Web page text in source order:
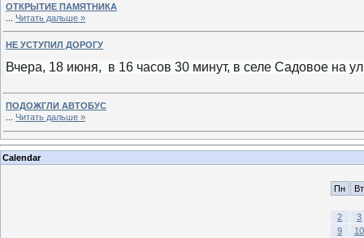
ОТКРЫТИЕ ПАМЯТНИКА
Читать дальше »
НЕ УСТУПИЛ ДОРОГУ
Вчера, 18 июня, в 16 часов 30 минут, в селе Садовое на
ПОДОЖГЛИ АВТОБУС
Читать дальше »
Calendar
Пн Вт
2
3
9
10